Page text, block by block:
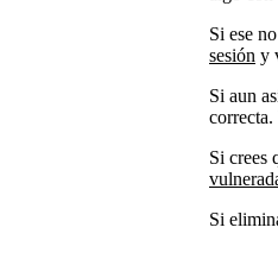
Si ese
sesión y
Si aun
correcta.
Si crees
Si